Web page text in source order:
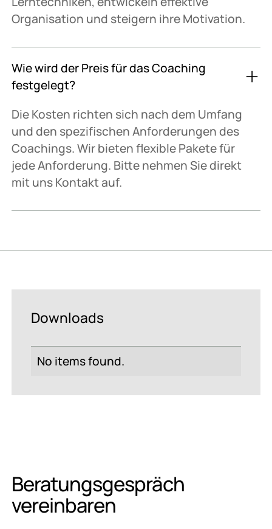
Organisation und steigern ihre Motivation.
Wie wird der Preis für das Coaching
festgelegt?
Die Kosten richten sich nach dem Umfang
und den spezifischen Anforderungen des
Coachings. Wir bieten flexible Pakete für
jede Anforderung. Bitte nehmen Sie direkt
mit uns Kontakt auf.
Downloads
No items found.
Beratungsgespräch
vereinbaren